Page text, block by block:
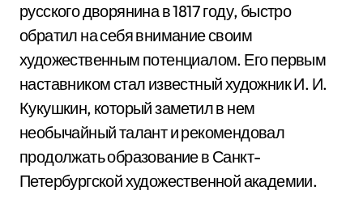
русского дворянина в 1817 году, быстро
обратил на себя внимание своим
художественным потенциалом. Его первым
наставником стал известный художник И. И.
Кукушкин, который заметил в нем
необычайный талант и рекомендовал
продолжать образование в Санкт-
Петербургской художественной академии.